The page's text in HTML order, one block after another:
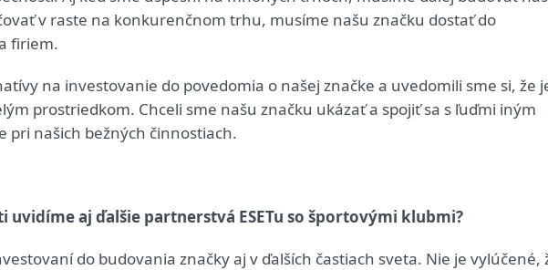
v raste na konkurenčnom trhu, musíme našu značku dostať do
firiem.
na investovanie do povedomia o našej značke a uvedomili sme si, že
prostriedkom. Chceli sme našu značku ukázať a spojiť sa s ľuďmi iným
pri našich bežných činnostiach.
uvidíme aj ďalšie partnerstvá ESETu so športovými klubmi?
do budovania značky aj v ďalších častiach sveta. Nie je vylúčené,